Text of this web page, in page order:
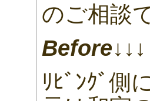
のご相談
Before↓↓↓
ﾘﾋﾞﾝｸﾞ側